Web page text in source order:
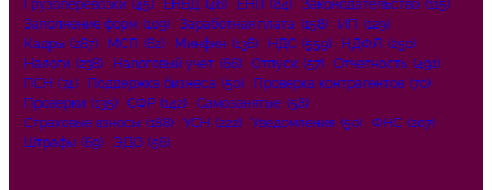
Грузоперевозки (45) ЕНВД (46) ЕНП (84) Законодательство (115)
Заполнение форм (109) Заработная плата (158) ИП (129)
Кадры (287) МСП (62) Минфин (136) НДС (559) НДФЛ (250)
Налоги (238) Налоговый учет (66) Отпуск (57) Отчетность (491)
ПСН (74) Поддержка бизнеса (50) Проверка контрагентов (70)
Проверки (135) СФР (142) Самозанятые (58)
Страховые взносы (188) УСН (222) Уведомления (50) ФНС (207)
Штрафы (69) ЭДО (56)